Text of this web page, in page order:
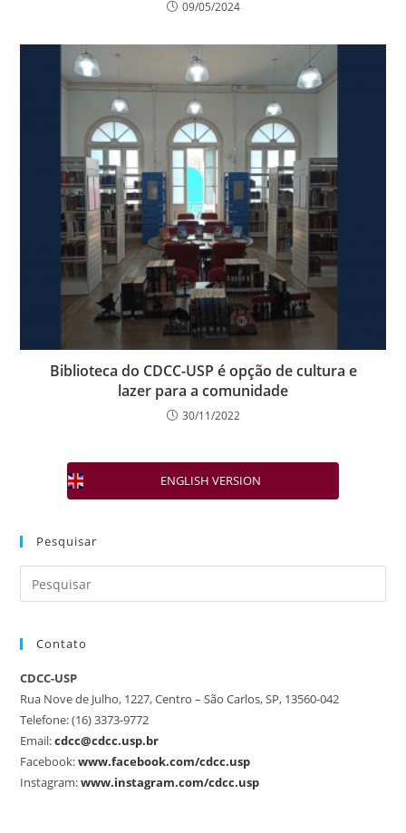
09/05/2024
Biblioteca do CDCC-USP é opção de cultura e
lazer para a comunidade
30/11/2022
ENGLISH VERSION
Pesquisar
Contato
CDCC-USP
Rua Nove de Julho, 1227, Centro – São Carlos, SP, 13560-042
Telefone: (16) 3373-9772
Email:cdcc@cdcc.usp.br
Facebook:www.facebook.com/cdcc.usp
Instagram:www.instagram.com/cdcc.usp